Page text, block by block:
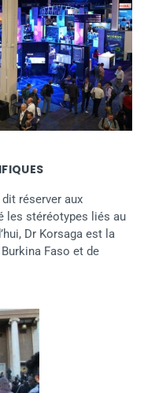
réserver aux
les stéréotypes liés au
Dr Korsaga est la
Faso et de